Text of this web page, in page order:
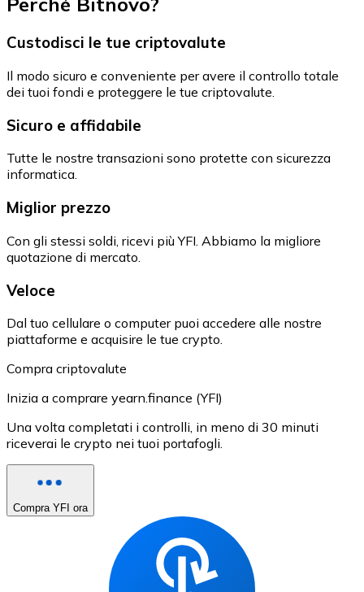
Custodisci le tue criptovalute
Il modo sicuro e conveniente per avere il controllo totale
dei tuoi fondi e proteggere le tue criptovalute.
Sicuro e affidabile
Tutte le nostre transazioni sono protette con sicurezza
informatica.
Miglior prezzo
Con gli stessi soldi, ricevi più YFI. Abbiamo la migliore
quotazione di mercato.
Veloce
Dal tuo cellulare o computer puoi accedere alle nostre
piattaforme e acquisire le tue crypto.
Compra criptovalute
Inizia a comprare yearn.finance (YFI)
Una volta completati i controlli, in meno di 30 minuti
riceverai le crypto nei tuoi portafogli.
Compra YFI ora